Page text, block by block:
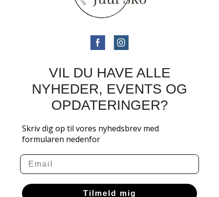
VIL DU HAVE ALLE
NYHEDER, EVENTS OG
OPDATERINGER?
Skriv dig op til vores nyhedsbrev med
formularen nedenfor
Email
Tilmeld mig